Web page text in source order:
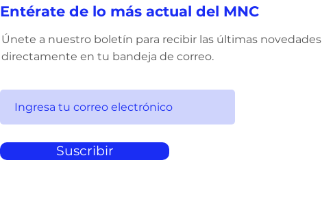
Entérate de lo más actual del MNC
Únete a nuestro boletín para recibir las últimas novedades
directamente en tu bandeja de correo.
Suscribir